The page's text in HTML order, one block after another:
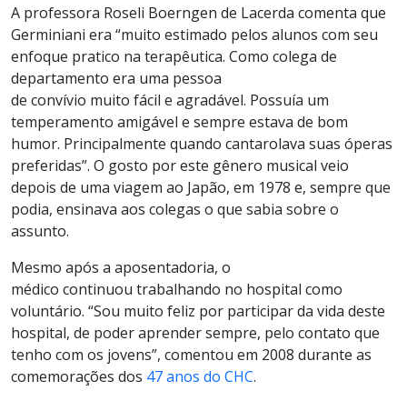
A professora Roseli Boerngen de Lacerda comenta que
Germiniani era “muito estimado pelos alunos com seu
enfoque pratico na terapêutica. Como colega de
departamento era uma pessoa
de convívio muito fácil e agradável. Possuía um
temperamento amigável e sempre estava de bom
humor. Principalmente quando cantarolava suas óperas
preferidas”. O gosto por este gênero musical veio
depois de uma viagem ao Japão, em 1978 e, sempre que
podia, ensinava aos colegas o que sabia sobre o
assunto.
Mesmo após a aposentadoria, o
médico continuou trabalhando no hospital como
voluntário. “Sou muito feliz por participar da vida deste
hospital, de poder aprender sempre, pelo contato que
tenho com os jovens”, comentou em 2008 durante as
comemorações dos 47 anos do CHC.